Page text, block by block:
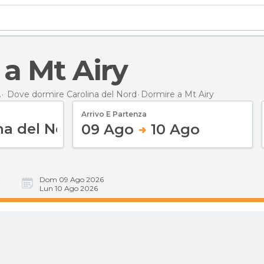
a Mt Airy
Dove dormire Carolina del Nord Dormire a Mt Airy
Arrivo E Partenza
09 Ago 10 Ago
Dom 09 Ago 2026
Lun 10 Ago 2026